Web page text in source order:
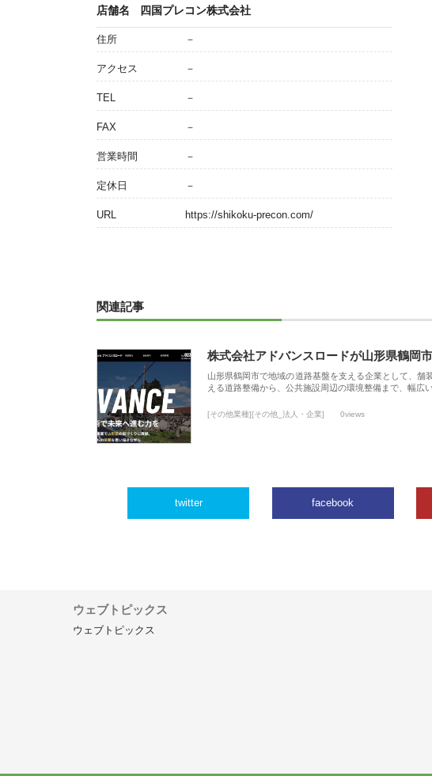
店舗名 四国プレコン株式会社
住所 －
アクセス －
TEL －
FAX －
営業時間 －
定休日 －
URL https://shikoku-precon.com/
関連記事
株式会社アドバンスロードが山形県鶴岡
山形県鶴岡市で地域の道路基盤を支える企業として、
える道路整備から、公共施設周辺の環境整備まで、幅広
[その他業種][その他_法人・企業] 0views
twitter facebook
ウェブトピックス
ウェブトピックス